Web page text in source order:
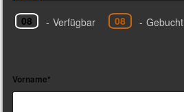
08 - Verfügbar 08 - Gebucht
Vorname*